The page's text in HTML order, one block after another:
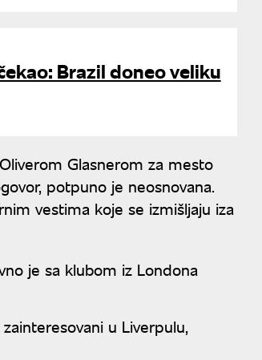
Brazil doneo veliku
Glasnerom za mesto
potpuno je neosnovana.
vestima koje se izmišljaju iza
je sa klubom iz Londona
u Liverpulu,